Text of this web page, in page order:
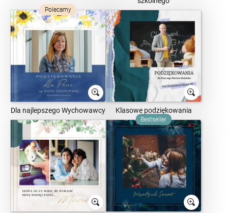
Polecamy
Dla najlepszego Wychowawcy Klasowe podziękowania
Bestseller